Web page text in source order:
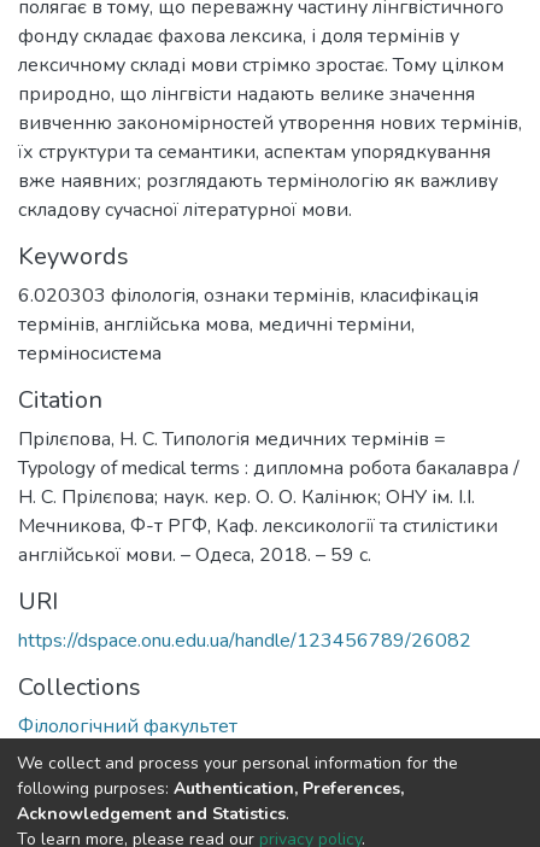
полягає в тому, що переважну частину лінгвістичного
фонду складає фахова лексика, і доля термінів у
лексичному складі мови стрімко зростає. Тому цілком
природно, що лінгвісти надають велике значення
вивченню закономірностей утворення нових термінів,
їх структури та семантики, аспектам упорядкування
вже наявних; розглядають термінологію як важливу
складову сучасної літературної мови.
Keywords
6.020303 філологія, ознаки термінів, класифікація
термінів, англійська мова, медичні терміни,
терміносистема
Citation
Прілєпова, Н. С. Типологія медичних термінів =
Typology of medical terms : дипломна робота бакалавра /
Н. С. Прілєпова; наук. кер. О. О. Калінюк; ОНУ ім. І.І.
Мечникова, Ф-т РГФ, Каф. лексикології та стилістики
англійської мови. – Одеса, 2018. – 59 с.
URI
https://dspace.onu.edu.ua/handle/123456789/26082
Collections
Філологічний факультет
Full item page
We collect and process your personal information for the
following purposes: Authentication, Preferences,
Acknowledgement and Statistics.
To learn more, please read our privacy policy.